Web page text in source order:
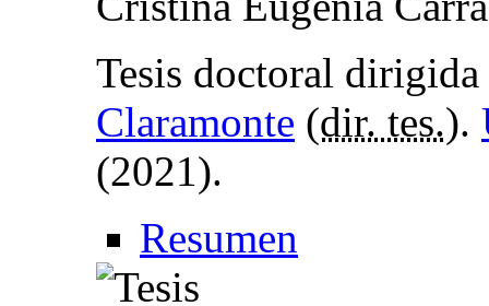
Tesis doctoral
Claramonte (dir. tes.).
(2021).
Resumen